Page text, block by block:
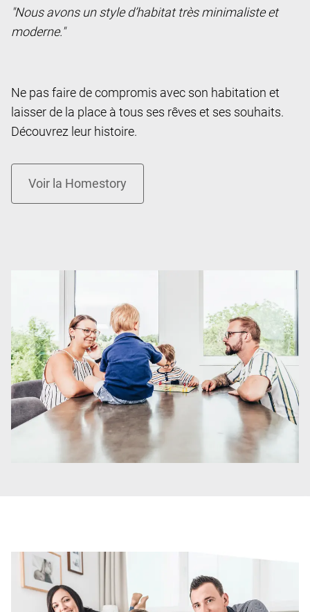
"Nous avons un style d’habitat très minimaliste et
moderne."
Ne pas faire de compromis avec son habitation et
laisser de la place à tous ses rêves et ses souhaits.
Découvrez leur histoire.